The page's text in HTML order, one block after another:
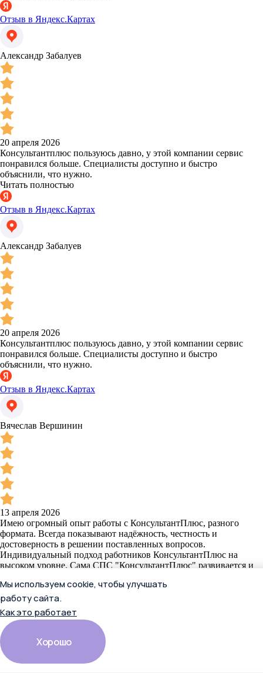
Отзыв в Яндекс.Картах
Александр Забалуев
20 апреля 2026
Консультантплюс пользуюсь давно, у этой компании сервис
понравился больше. Специалисты доступно и быстро
объяснили, что нужно.
Читать полностью
Отзыв в Яндекс.Картах
Александр Забалуев
20 апреля 2026
Консультантплюс пользуюсь давно, у этой компании сервис
понравился больше. Специалисты доступно и быстро
объяснили, что нужно.
Отзыв в Яндекс.Картах
Вячеслав Вершинин
13 апреля 2026
Имею огромный опыт работы с КонсультантПлюс, разного
формата. Всегда показывают надёжность, честность и
достоверность в решении поставленных вопросов.
Индивидуальный подход работников КонсультантПлюс на
высоком уровне. Сама СПС "КонсультантПлюс" развивается и
надежная правовая система.
Читать полностью
Отзыв в Яндекс.Картах
Вячеслав Вершинин
Мы используем cookie, чтобы улучшать
работу сайта.
Как это работает
Хорошо